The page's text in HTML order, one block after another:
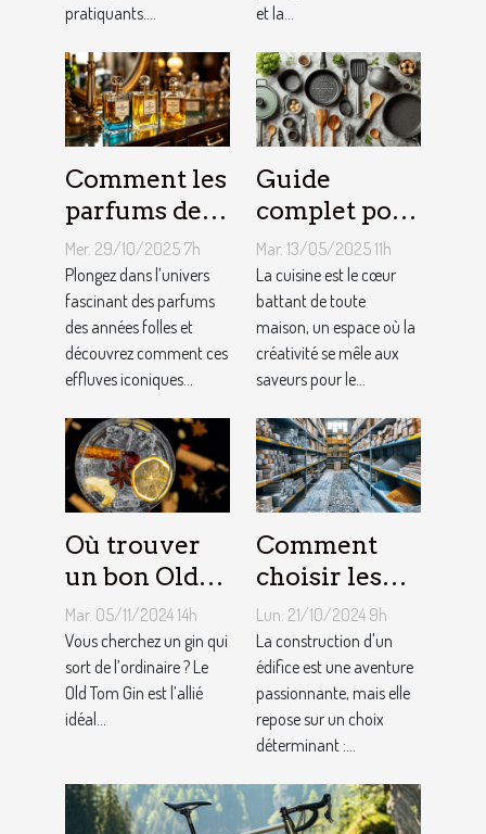
pratiquants....
et la...
Comment les
parfums des
années folles
influencent-
ils la mode
moderne ?
Mer. 29/10/2025 7h
Plongez dans l’univers
fascinant des parfums
des années folles et
découvrez comment ces
effluves iconiques...
Guide
complet pour
choisir le
meilleur
équipement
de cuisine
Mar. 13/05/2025 11h
La cuisine est le cœur
battant de toute
maison, un espace où la
créativité se mêle aux
saveurs pour le...
Où trouver
un bon Old
Tom Gin
artisanal ?
Mar. 05/11/2024 14h
Vous cherchez un gin qui
sort de l’ordinaire ? Le
Old Tom Gin est l’allié
idéal...
Comment
choisir les
matériaux de
construction
adaptés à
votre projet
Lun. 21/10/2024 9h
La construction d'un
édifice est une aventure
passionnante, mais elle
repose sur un choix
déterminant :...